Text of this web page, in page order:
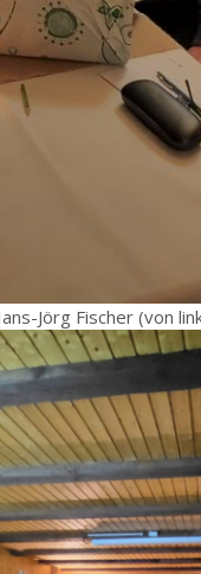
Jörg Fischer (von